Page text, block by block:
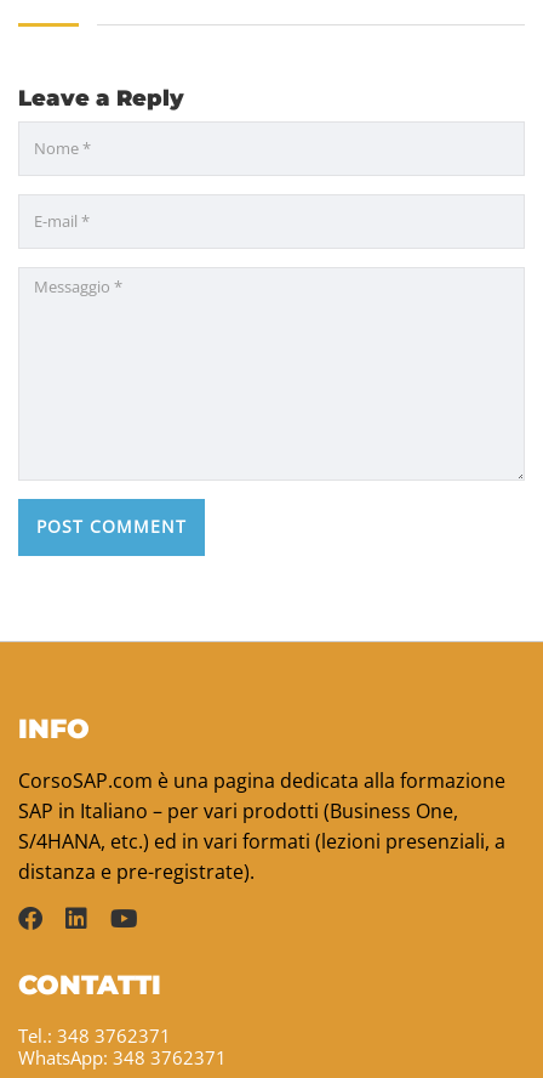
Leave a Reply
INFO
CorsoSAP.com è una pagina dedicata alla formazione
SAP in Italiano – per vari prodotti (Business One,
S/4HANA, etc.) ed in vari formati (lezioni presenziali, a
distanza e pre-registrate).
CONTATTI
Tel.: 348 3762371
WhatsApp: 348 3762371